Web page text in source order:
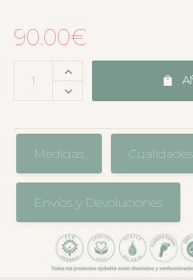
90.00€
Medidas Cualidades
Envíos y Devoluciones